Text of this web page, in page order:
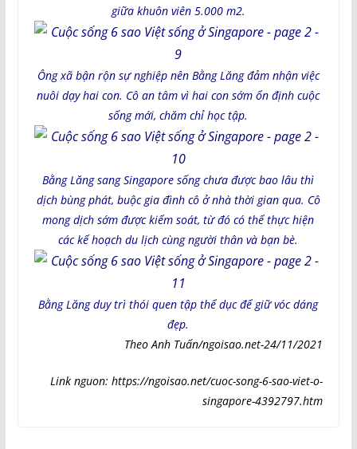
giữa khuôn viên 5.000 m2.
Ông xã bận rộn sự nghiệp nên Bằng Lăng đảm nhận việc
nuôi dạy hai con. Cô an tâm vì hai con sớm ổn định cuộc
sống mới, chăm chỉ học tập.
Bằng Lăng sang Singapore sống chưa được bao lâu thì
dịch bùng phát, buộc gia đình cô ở nhà thời gian qua. Cô
mong dịch sớm được kiểm soát, từ đó có thể thực hiện
các kế hoạch du lịch cùng người thân và bạn bè.
Bằng Lăng duy trì thói quen tập thể dục để giữ vóc dáng
đẹp.
Theo Anh Tuấn/ngoisao.net-24/11/2021
Link nguon: https://ngoisao.net/cuoc-song-6-sao-viet-o-
singapore-4392797.htm